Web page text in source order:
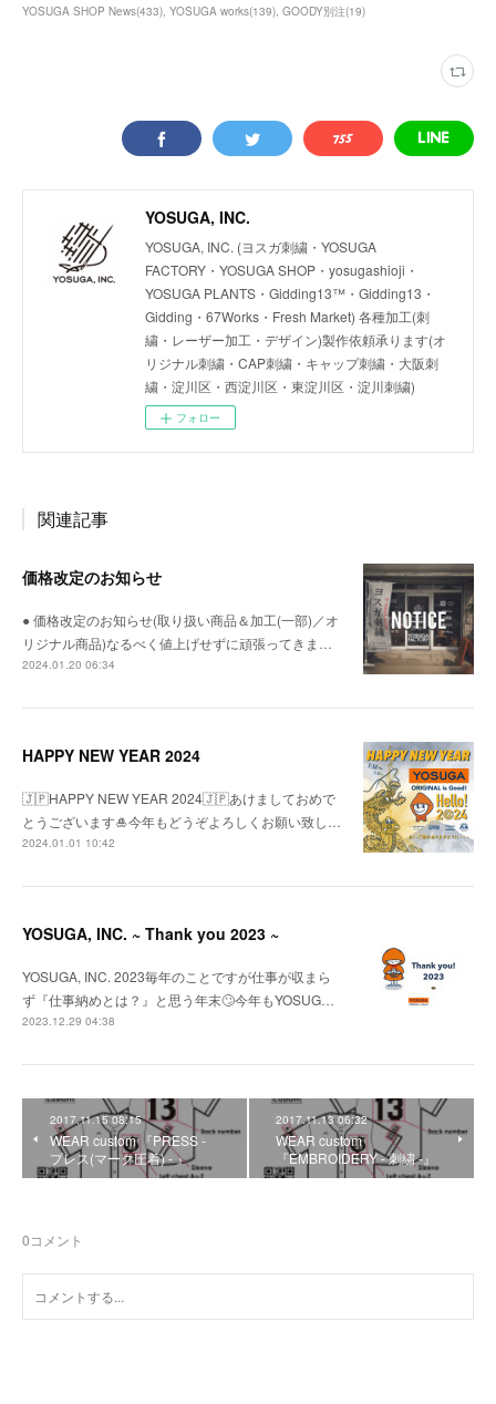
YOSUGA SHOP News(433) YOSUGA works(139) GOODY別注(19)
YOSUGA, INC.
YOSUGA, INC. (ヨスガ刺繍・YOSUGA
FACTORY・YOSUGA SHOP・yosugashioji・
YOSUGA PLANTS・Gidding13™・Gidding13・
Gidding・67Works・Fresh Market) 各種加工(刺
繍・レーザー加工・デザイン)製作依頼承ります(オ
リジナル刺繍・CAP刺繍・キャップ刺繍・大阪刺
繍・淀川区・西淀川区・東淀川区・淀川刺繍)
フォロー
関連記事
価格改定のお知らせ
● 価格改定のお知らせ(取り扱い商品＆加工(一部)／オ
リジナル商品)なるべく値上げせずに頑張ってきま…
2024.01.20 06:34
HAPPY NEW YEAR 2024
🇯🇵HAPPY NEW YEAR 2024🇯🇵あけましておめで
とうございます🎍今年もどうぞよろしくお願い致し…
2024.01.01 10:42
YOSUGA, INC. ~ Thank you 2023 ~
YOSUGA, INC. 2023毎年のことですが仕事が収まら
ず『仕事納めとは？』と思う年末🙄今年もYOSUG…
2023.12.29 04:38
2017.11.15 08:15
WEAR custom 『PRESS -
プレス(マーク圧着) - 』
2017.11.13 06:32
WEAR custom
『EMBROIDERY - 刺繍 -』
0コメント